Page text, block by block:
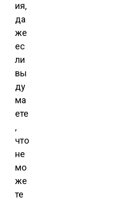
ия,
да
же
ес
ли
вы
ду
ма
ете
,
что
не
мо
же
те